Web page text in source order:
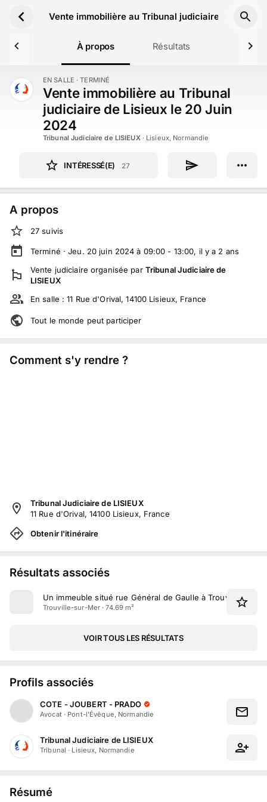
Vente immobilière au Tribunal judiciaire de
À propos Résultats
TERMINÉ EN SALLE · TERMINÉ
Vente immobilière au Tribunal
judiciaire de Lisieux le 20 Juin
2024
Tribunal Judiciaire de LISIEUX· Lisieux, Normandie
INTÉRESSÉ(E) 27
A propos
27 suivis
Terminé ·Jeu. 20 juin 2024 à 09:00 - 13:00, il y a 2 ans
Vente judiciaire organisée par Tribunal Judiciaire de
LISIEUX
En salle :11 Rue d'Orival, 14100 Lisieux, France
Tout le monde peut participer
Comment s'y rendre ?
Tribunal Judiciaire de LISIEUX
11 Rue d'Orival, 14100 Lisieux, France
Obtenir l'itinéraire
Résultats associés
Un immeuble situé rue Général de Gaulle à Trouville-sur-
Trouville-sur-Mer · 74.69 m²
VOIR TOUS LES RÉSULTATS
Profils associés
COTE - JOUBERT - PRADO
Avocat· Pont-l'Évêque, Normandie
Tribunal Judiciaire de LISIEUX
Tribunal · Lisieux, Normandie
Résumé